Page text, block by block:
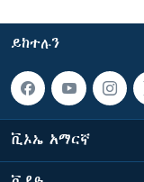
ይከተሉን
ቪኦኤ አማርኛ